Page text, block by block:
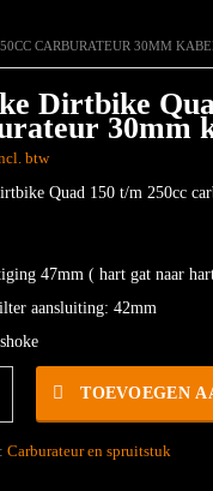
CARBURATEUR 30MM
Dirtbike
30mm
btw
Quad 150 t/m 250cc
47mm ( hart gat naar
aansluiting: 42mm
TOEVOEGEN
Carburateur en spruitstuk